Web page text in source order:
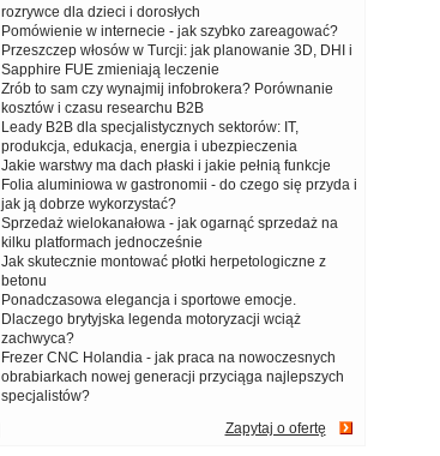
rozrywce dla dzieci i dorosłych
Pomówienie w internecie - jak szybko zareagować?
Przeszczep włosów w Turcji: jak planowanie 3D, DHI i
Sapphire FUE zmieniają leczenie
Zrób to sam czy wynajmij infobrokera? Porównanie
kosztów i czasu researchu B2B
Leady B2B dla specjalistycznych sektorów: IT,
produkcja, edukacja, energia i ubezpieczenia
Jakie warstwy ma dach płaski i jakie pełnią funkcje
Folia aluminiowa w gastronomii - do czego się przyda i
jak ją dobrze wykorzystać?
Sprzedaż wielokanałowa - jak ogarnąć sprzedaż na
kilku platformach jednocześnie
Jak skutecznie montować płotki herpetologiczne z
betonu
Ponadczasowa elegancja i sportowe emocje.
Dlaczego brytyjska legenda motoryzacji wciąż
zachwyca?
Frezer CNC Holandia - jak praca na nowoczesnych
obrabiarkach nowej generacji przyciąga najlepszych
specjalistów?
Zapytaj o ofertę